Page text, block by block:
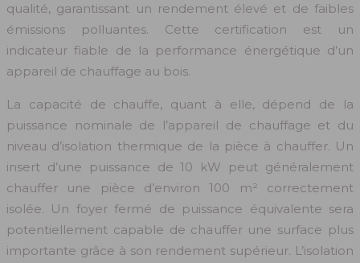
qualité, garantissant un rendement élevé et de faibles
émissions polluantes. Cette certification est un
indicateur fiable de la performance énergétique d’un
appareil de chauffage au bois.
La capacité de chauffe, quant à elle, dépend de la
puissance nominale de l’appareil de chauffage et du
niveau d’isolation thermique de la pièce à chauffer. Un
insert d’une puissance de 10 kW peut généralement
chauffer une pièce d’environ 100 m² correctement
isolée. Un foyer fermé de puissance équivalente sera
potentiellement capable de chauffer une surface plus
importante grâce à son rendement supérieur. L’isolation